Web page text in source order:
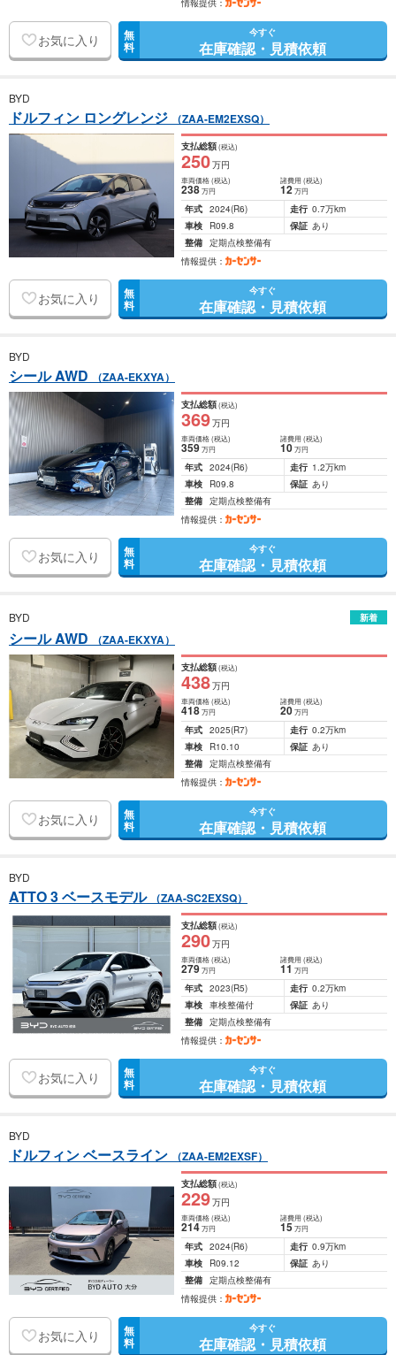
情報提供：
お気に入り 無
料
今すぐ
在庫確認・見積依頼
BYD
ドルフィン ロングレンジ （ZAA-EM2EXSQ）
支払総額(税込)
250万円
車両価格(税込)
238万円
諸費用 (税込)
12 万円
年式 2024(R6) 走行 0.7万km
車検
R09.8 保証 あり
整備 定期点検整備有
情報提供：
お気に入り 無
料
今すぐ
在庫確認・見積依頼
BYD
シール AWD （ZAA-EKXYA）
支払総額(税込)
369万円
車両価格(税込)
359万円
諸費用 (税込)
10 万円
年式 2024(R6) 走行 1.2万km
車検
R09.8 保証 あり
整備 定期点検整備有
情報提供：
お気に入り 無
料
今すぐ
在庫確認・見積依頼
BYD 新着
シール AWD （ZAA-EKXYA）
支払総額(税込)
438万円
車両価格(税込)
418万円
諸費用 (税込)
20 万円
年式 2025(R7) 走行 0.2万km
車検
R10.10 保証 あり
整備 定期点検整備有
情報提供：
お気に入り 無
料
今すぐ
在庫確認・見積依頼
BYD
ATTO 3 ベースモデル （ZAA-SC2EXSQ）
支払総額(税込)
290万円
車両価格(税込)
279万円
諸費用 (税込)
11 万円
年式 2023(R5) 走行 0.2万km
車検 車検整備付 保証 あり
整備 定期点検整備有
情報提供：
お気に入り 無
料
今すぐ
在庫確認・見積依頼
BYD
ドルフィン ベースライン （ZAA-EM2EXSF）
支払総額(税込)
229万円
車両価格(税込)
214万円
諸費用 (税込)
15 万円
年式 2024(R6) 走行 0.9万km
車検
R09.12 保証 あり
整備 定期点検整備有
情報提供：
お気に入り 無
料
今すぐ
在庫確認・見積依頼